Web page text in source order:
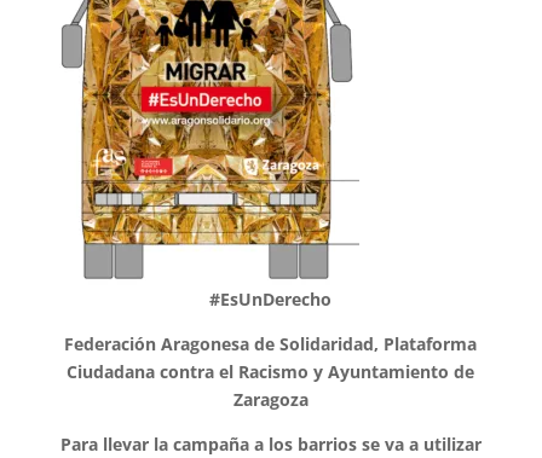
#EsUnDerecho
Federación Aragonesa de Solidaridad, Plataforma
Ciudadana contra el Racismo y Ayuntamiento de
Zaragoza
Para llevar la campaña a los barrios se va a utilizar